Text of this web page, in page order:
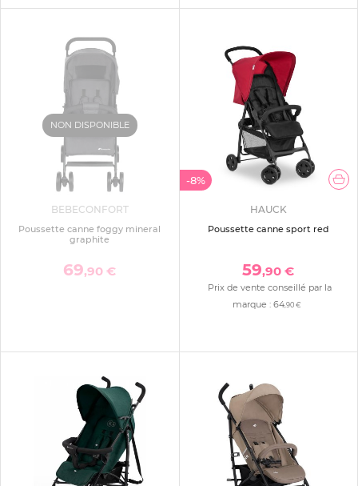
NON DISPONIBLE
BEBECONFORT
Poussette canne foggy mineral
graphite
69,90 €
-8%
HAUCK
Poussette canne sport red
59,90 €
Prix de vente conseillé par la
marque : 64,90 €